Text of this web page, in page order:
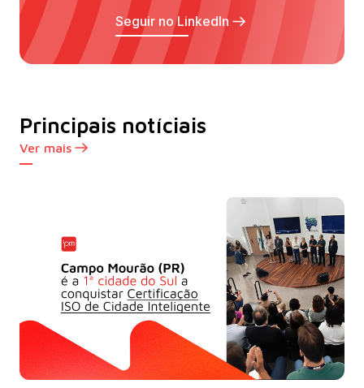
Seguir no LinkedIn
Principais notíciais
Ver mais